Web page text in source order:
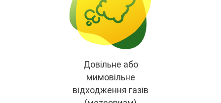
Довільне або
мимовільне
відходження газів